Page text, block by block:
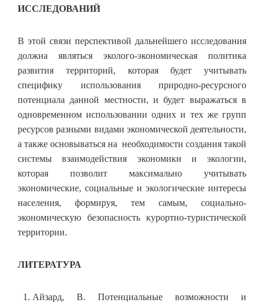
ИССЛЕДОВАНИЙ
В этой связи перспективой дальнейшего исследования
должна являться эколого-экономическая политика
развития территорий, которая будет учитывать
специфику использования природно-ресурсного
потенциала данной местности, и будет выражаться в
одновременном использовании одних и тех же групп
ресурсов разными видами экономической деятельности,
а также основываться на необходимости создания такой
системы взаимодействия экономики и экологии,
которая позволит максимально учитывать
экономические, социальные и экологические интересы
населения, формируя, тем самым, социально-
экономическую безопасность курортно-туристической
территории.
ЛИТЕРАТУРА
Айзард, В. Потенциальные возможности и